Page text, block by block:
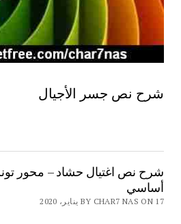
شرح نص جسر الأجيال
أساسي
BY CHAR7 NAS ON 17 يناير، 2020